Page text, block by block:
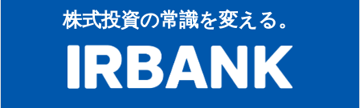
株式投資の常識を変える。